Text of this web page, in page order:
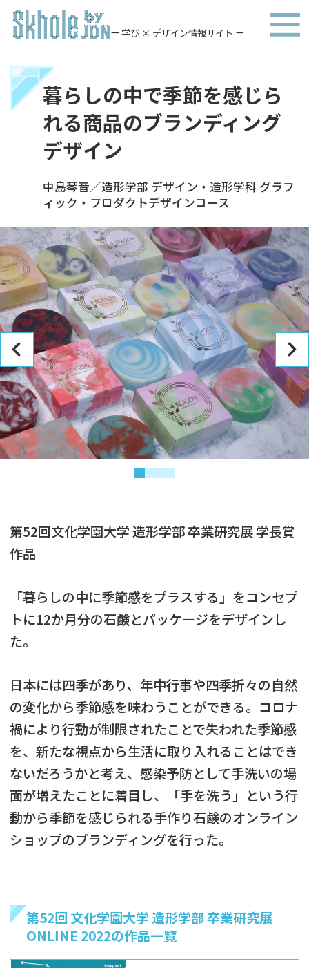
ー 学び × デザイン情報サイト ー
暮らしの中で季節を感じら
れる商品のブランディング
デザイン
中島琴音／造形学部 デザイン・造形学科 グラフ
ィック・プロダクトデザインコース
第52回文化学園大学 造形学部 卒業研究展 学長賞
作品
「暮らしの中に季節感をプラスする」をコンセプ
トに12か月分の石鹸とパッケージをデザインし
た。
日本には四季があり、年中行事や四季折々の自然
の変化から季節感を味わうことができる。コロナ
禍により行動が制限されたことで失われた季節感
を、新たな視点から生活に取り入れることはでき
ないだろうかと考え、感染予防として手洗いの場
面が増えたことに着目し、「手を洗う」という行
動から季節を感じられる手作り石鹸のオンライン
ショップのブランディングを行った。
第52回 文化学園大学 造形学部 卒業研究展
ONLINE 2022の作品一覧